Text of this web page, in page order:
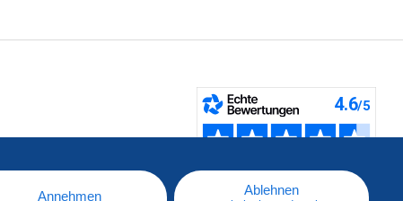
Annehmen Ablehnen